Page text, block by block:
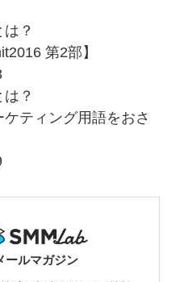
？
第2部】
？
ティング用語をおさ
ールマガジン